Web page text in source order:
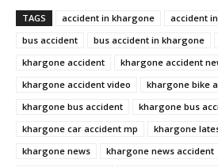
TAGS accident in khargone
accident
bus accident
bus accident in khargone
khargone accident
khargone accident
khargone accident video
khargone bike
khargone bus accident
khargone bus
khargone car accident mp
khargone
khargone news
khargone news accident